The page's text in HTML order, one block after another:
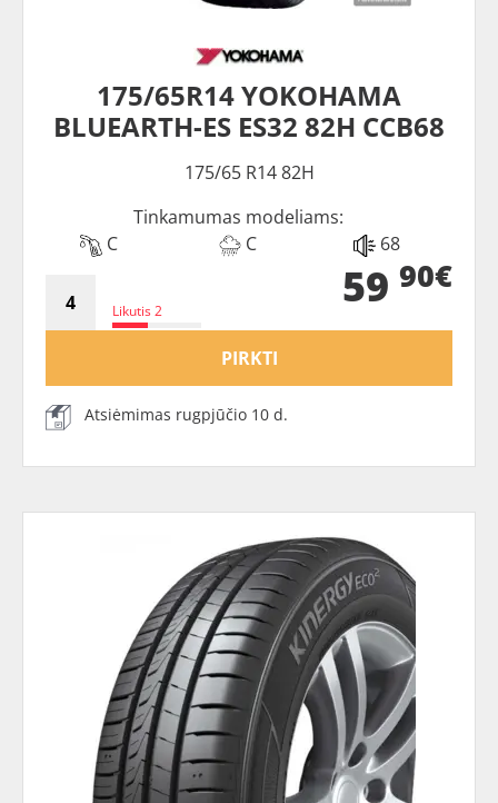
175/65R14 YOKOHAMA
BLUEARTH-ES ES32 82H CCB68
175/65 R14 82H
Tinkamumas modeliams:
C
C 68
Likutis 2 59 90€
PIRKTI
Atsiėmimas rugpjūčio 10 d.